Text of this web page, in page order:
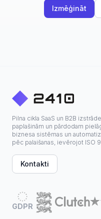
Izmēģināt
Pilna cikla SaaS un B2B
paplašinām un pārdodam
biznesa sistēmas un
pēc palaišanas, ievērojot ISO
Kontakti
GDPR